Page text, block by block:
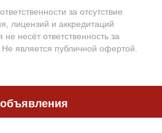
за отсутствие
лицензий и аккредитаций
несёт ответственность за
является публичной офертой.
объявления